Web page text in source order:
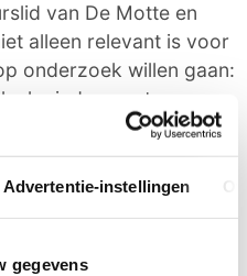
Advertentie-instellingen
gegevens
van De Motte en
alleen relevant is voor
onderzoek willen gaan:
vinden om te
moeite waard", aldus
gegeven op acht
wordt door